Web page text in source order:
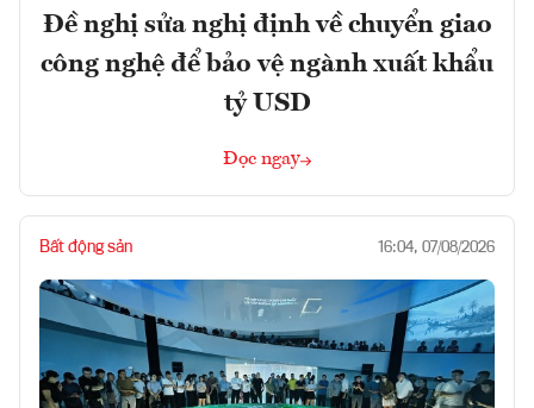
Đề nghị sửa nghị định về chuyển giao
công nghệ để bảo vệ ngành xuất khẩu
tỷ USD
Đọc ngay
Bất động sản 16:04, 07/08/2026